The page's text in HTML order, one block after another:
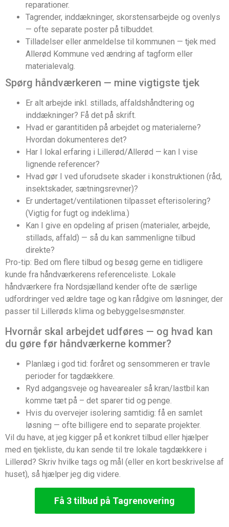
reparationer.
Tagrender, inddækninger, skorstensarbejde og ovenlys
— ofte separate poster på tilbuddet.
Tilladelser eller anmeldelse til kommunen — tjek med
Allerød Kommune ved ændring af tagform eller
materialevalg.
Spørg håndværkeren — mine vigtigste tjek
Er alt arbejde inkl. stillads, affaldshåndtering og
inddækninger? Få det på skrift.
Hvad er garantitiden på arbejdet og materialerne?
Hvordan dokumenteres det?
Har I lokal erfaring i Lillerød/Allerød — kan I vise
lignende referencer?
Hvad gør I ved uforudsete skader i konstruktionen (råd,
insektskader, sætningsrevner)?
Er undertaget/ventilationen tilpasset efterisolering?
(Vigtig for fugt og indeklima.)
Kan I give en opdeling af prisen (materialer, arbejde,
stillads, affald) — så du kan sammenligne tilbud
direkte?
Pro-tip: Bed om flere tilbud og besøg gerne en tidligere
kunde fra håndværkerens referenceliste. Lokale
håndværkere fra Nordsjælland kender ofte de særlige
udfordringer ved ældre tage og kan rådgive om løsninger, der
passer til Lillerøds klima og bebyggelsesmønster.
Hvornår skal arbejdet udføres — og hvad kan
du gøre før håndværkerne kommer?
Planlæg i god tid: foråret og sensommeren er travle
perioder for tagdækkere.
Ryd adgangsveje og havearealer så kran/lastbil kan
komme tæt på – det sparer tid og penge.
Hvis du overvejer isolering samtidig: få en samlet
løsning — ofte billigere end to separate projekter.
Vil du have, at jeg kigger på et konkret tilbud eller hjælper
med en tjekliste, du kan sende til tre lokale tagdækkere i
Lillerød? Skriv hvilke tags og mål (eller en kort beskrivelse af
huset), så hjælper jeg dig videre.
Få 3 tilbud på Tagrenovering